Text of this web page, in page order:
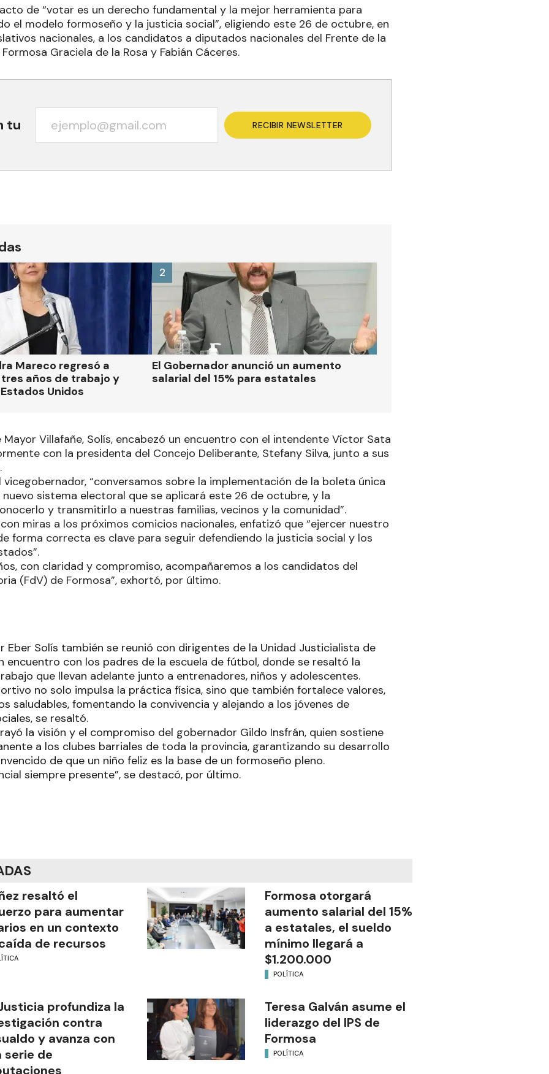
de “votar es un derecho fundamental y la mejor herramienta para
el modelo formoseño y la justicia social”, eligiendo este 26 de octubre, en
nacionales, a los candidatos a diputados nacionales del Frente de la
Graciela de la Rosa y Fabián Cáceres.
tu RECIBIR NEWSLETTER
Mareco regresó a
años de trabajo y
Unidos
El Gobernador anunció un aumento
salarial del 15% para estatales
2
Mayor Villafañe, Solís, encabezó un encuentro con el intendente Víctor Sata
con la presidenta del Concejo Deliberante, Stefany Silva, junto a sus
“conversamos sobre la implementación de la boleta única
nuevo sistema electoral que se aplicará este 26 de octubre, y la
y transmitirlo a nuestras familias, vecinos y la comunidad”.
miras a los próximos comicios nacionales, enfatizó que “ejercer nuestro
forma correcta es clave para seguir defendiendo la justicia social y los
con claridad y compromiso, acompañaremos a los candidatos del
(FdV) de Formosa”, exhortó, por último.
Eber Solís también se reunió con dirigentes de la Unidad Justicialista de
encuentro con los padres de la escuela de fútbol, donde se resaltó la
que llevan adelante junto a entrenadores, niños y adolescentes.
no solo impulsa la práctica física, sino que también fortalece valores,
saludables, fomentando la convivencia y alejando a los jóvenes de
se resaltó.
la visión y el compromiso del gobernador Gildo Insfrán, quien sostiene
a los clubes barriales de toda la provincia, garantizando su desarrollo
de que un niño feliz es la base de un formoseño pleno.
siempre presente”, se destacó, por último.
resaltó el
para aumentar
en un contexto
de recursos
Formosa otorgará
aumento salarial del 15%
a estatales, el sueldo
mínimo llegará a
$1.200.000
POLÍTICA
profundiza la
contra
y avanza con
serie de
Teresa Galván asume el
liderazgo del IPS de
Formosa
POLÍTICA